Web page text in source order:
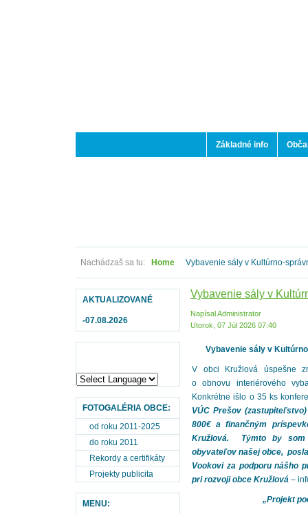
Základné info
Nachádzaš sa tu: Home Vybavenie sály v Kultúrno-
AKTUALIZOVANÉ
-07.08.2026
FOTOGALÉRIA OBCE:
od roku 2011-2025
do roku 2011
Rekordy a certifikáty
Projekty publicita
MENU:
Vybavenie sály v
Napísal Administrator
Utorok, 07 Júl 2026 07:40
Vybavenie sály v
V obci Kružlová úspešne
o obnovu interiérového
Konkrétne išlo o 35 ks
VÚC Prešov
800€ a finančným
Kružlová. Týmto by
obyvateľov našej obce,
Vookovi za podporu nášho
pri rozvoji obce Kružlová –
„Projekt